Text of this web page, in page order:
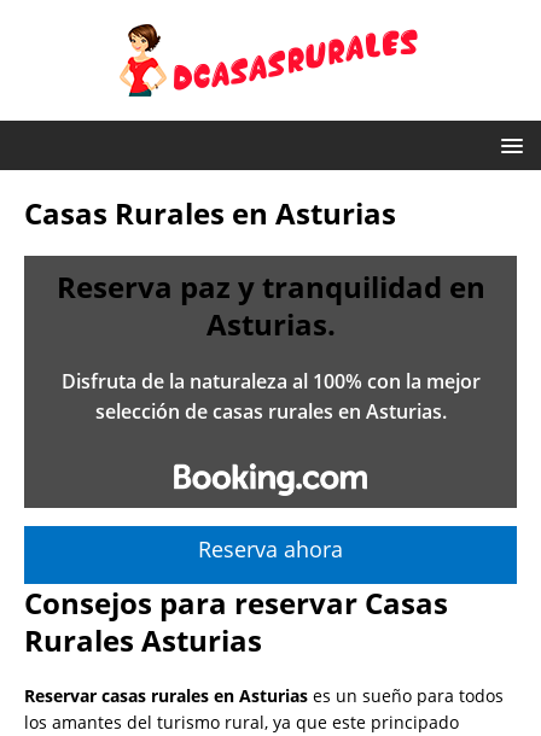
Casas Rurales en Asturias
Reserva paz y tranquilidad en
Asturias.
Disfruta de la naturaleza al 100% con la mejor
selección de casas rurales en Asturias.
Reserva ahora
Consejos para reservar Casas
Rurales Asturias
Reservar casas rurales en Asturias es un sueño para todos
los amantes del turismo rural, ya que este principado